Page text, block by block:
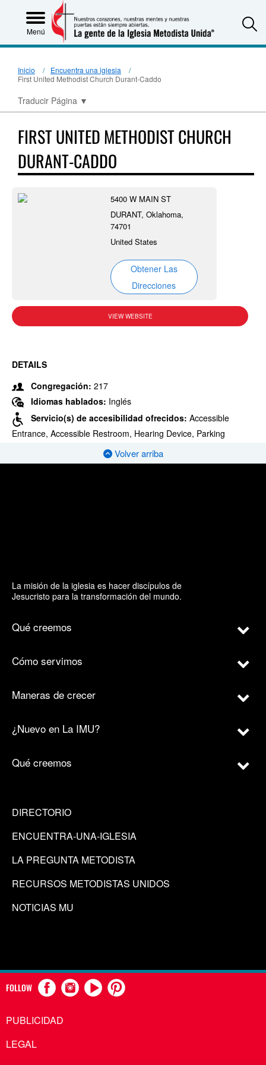
Menú
Inicio
Encuentra una iglesia
First United Methodist Church Durant-Caddo
Traducir Página ▼
FIRST UNITED METHODIST CHURCH
DURANT-CADDO
5400 W MAIN ST
DURANT, Oklahoma,
74701
United States
Obtener Las
Direcciones
VIEW WEBSITE
DETAILS
Congregación: 217
Idiomas hablados: Inglés
Servicio(s) de accesibilidad ofrecidos: Accessible
Entrance, Accessible Restroom, Hearing Device, Parking
Volver arriba
La misión de la iglesia es hacer discípulos de
Jesucristo para la transformación del mundo.
Qué creemos
Cómo servimos
Maneras de crecer
¿Nuevo en La IMU?
Qué creemos
DIRECTORIO
ENCUENTRA-UNA-IGLESIA
LA PREGUNTA METODISTA
RECURSOS METODISTAS UNIDOS
NOTICIAS MU
FOLLOW
PUBLICIDAD
LEGAL